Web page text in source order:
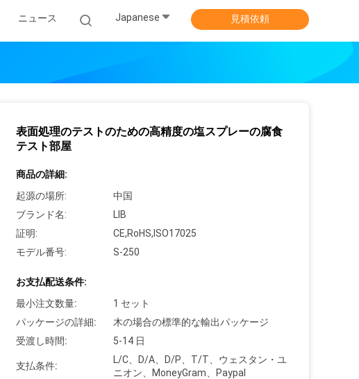
ニュース Japanese 見積依頼
表面処理のテストのための高精度の塩スプレーの腐食
テスト部屋
商品の詳細:
起源の場所:
中国
ブランド名:
LIB
証明:
CE,RoHS,ISO17025
モデル番号:
S-250
お支払配送条件:
最小注文数量:
1 セット
パッケージの詳細:
木の場合の標準的な輸出パッケージ
受渡し時間:
5-14 日
支払条件:
L/C、D/A、D/P、T/T、ウェスタン・ユ
ニオン、MoneyGram、Paypal